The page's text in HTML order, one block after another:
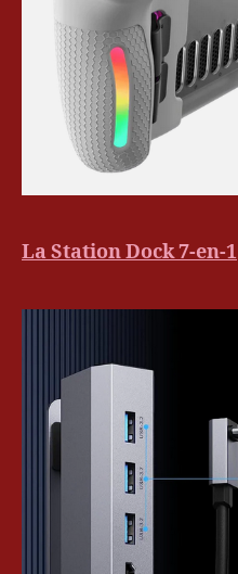
La Station Dock 7-en-1